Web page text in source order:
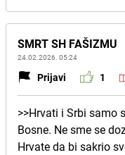
SMRT SH FAŠIZMU
24.02.2026. 05:24
Prijavi 1
>>Hrvati i Srbi samo
Bosne. Ne sme se
Hrvate da bi sakrio